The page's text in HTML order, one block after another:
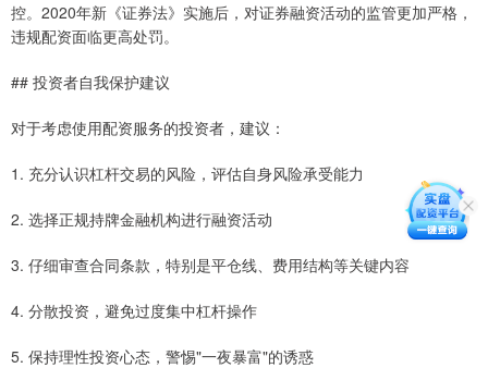
控。2020年新《证券法》实施后，对证券融资活动的监管更加严格，
违规配资面临更高处罚。
## 投资者自我保护建议
对于考虑使用配资服务的投资者，建议：
1. 充分认识杠杆交易的风险，评估自身风险承受能力
2. 选择正规持牌金融机构进行融资活动
3. 仔细审查合同条款，特别是平仓线、费用结构等关键内容
4. 分散投资，避免过度集中杠杆操作
5. 保持理性投资心态，警惕"一夜暴富"的诱惑